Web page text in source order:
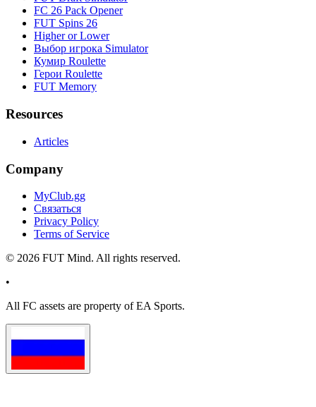
FC 26 Pack Opener
FUT Spins 26
Higher or Lower
Выбор игрока Simulator
Кумир Roulette
Герои Roulette
FUT Memory
Resources
Articles
Company
MyClub.gg
Связаться
Privacy Policy
Terms of Service
© 2026 FUT Mind. All rights reserved.
•
All FC assets are property of EA Sports.